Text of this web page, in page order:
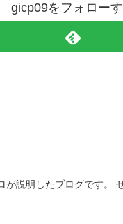
gicp09をフォロー
が説明したブログです